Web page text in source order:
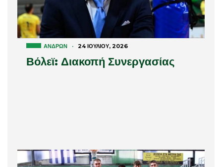
ΑΝΔΡΏΝ · 24 ΙΟΥΛΊΟΥ, 2026
Βόλεϊ: Διακοπή Συνεργασίας